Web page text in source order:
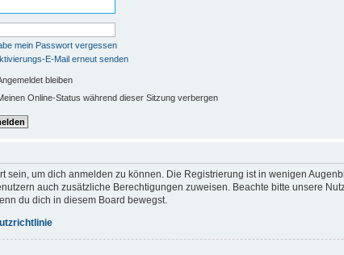
mein Passwort vergessen
E-Mail erneut senden
bleiben
Online-Status während dieser Sitzung verbergen
sein, um dich anmelden zu können. Die Registrierung ist in wenigen
auch zusätzliche Berechtigungen zuweisen. Beachte bitte unsere
du dich in diesem Board bewegst.